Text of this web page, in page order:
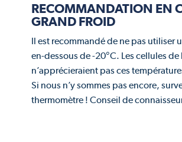
RECOMMANDATION EN
GRAND FROID
Il est recommandé de ne pas utiliser
en-dessous de -20°C. Les cellules
n’apprécieraient pas ces
Si nous n’y sommes pas encore,
thermomètre ! Conseil de